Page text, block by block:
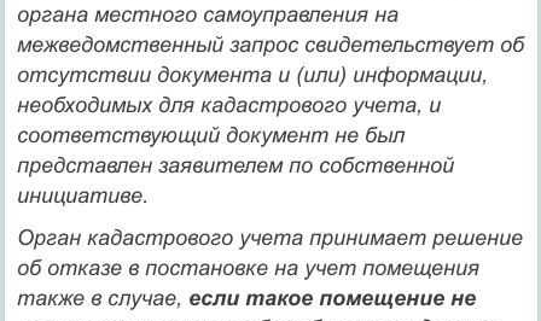
органа местного самоуправления на
межведомственный запрос свидетельствует об
отсутствии документа и (или) информации,
необходимых для кадастрового учета, и
соответствующий документ не был
представлен заявителем по собственной
инициативе.
Орган кадастрового учета принимает решение
об отказе в постановке на учет помещения
также в случае, если такое помещение не